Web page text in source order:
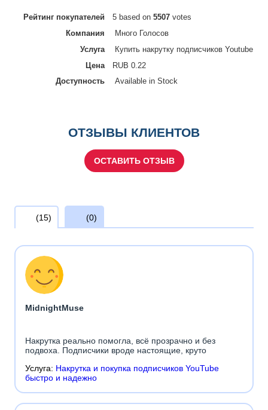
Рейтинг покупателей 5 based on5507 votes
Компания
Много Голосов
Услуга
Купить накрутку подписчиков Youtube
Цена
RUB 0.22
Доступность
Available in Stock
ОТЗЫВЫ КЛИЕНТОВ
ОСТАВИТЬ ОТЗЫВ
(15) (0)
MidnightMuse
Накрутка реально помогла, всё прозрачно и без
подвоха. Подписчики вроде настоящие, круто
Услуга: Накрутка и покупка подписчиков YouTube
быстро и надежно